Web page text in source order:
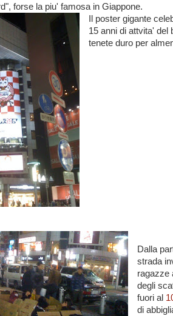
forse la piu' famosa in Giappone.
Il poster gigante
15 anni di attvita' del
tenete duro per
Dalla
strada
ragazze
degli
fuori al
di